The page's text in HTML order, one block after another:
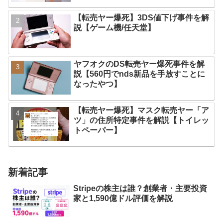
【転売ヤー爆死】3DS値下げ事件を解
説【ゲーム機/任天堂】
ヤフオクのDS転売ヤー爆死事件を解
説【560円でnds新品を手放すことに
なったやつ】
【転売ヤー爆死】マスク転売ヤー「ア
ツ」の住所特定事件を解説【トイレッ
トペーパー】
新着記事
Stripeの株主は誰？創業者・主要投資
家と1,590億ドル評価を解説